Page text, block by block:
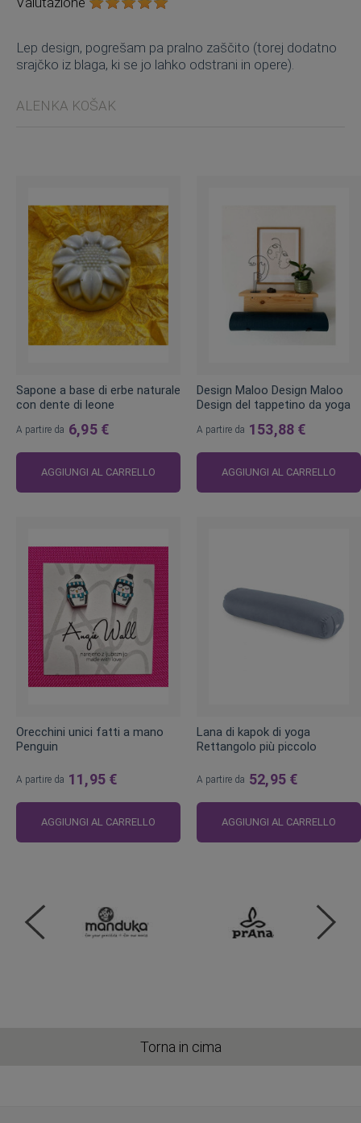
Lep design, pogrešam pa pralno zaščito (torej dodatno
srajčko iz blaga, ki se jo lahko odstrani in opere).
ALENKA KOŠAK
Sapone a base di erbe naturale
con dente di leone
A partire da 6,95 €
AGGIUNGI AL CARRELLO
Design Maloo Design Maloo
Design del tappetino da yoga
A partire da 153,88 €
AGGIUNGI AL CARRELLO
Orecchini unici fatti a mano
Penguin
A partire da 11,95 €
AGGIUNGI AL CARRELLO
Lana di kapok di yoga
Rettangolo più piccolo
A partire da 52,95 €
AGGIUNGI AL CARRELLO
Torna in cima